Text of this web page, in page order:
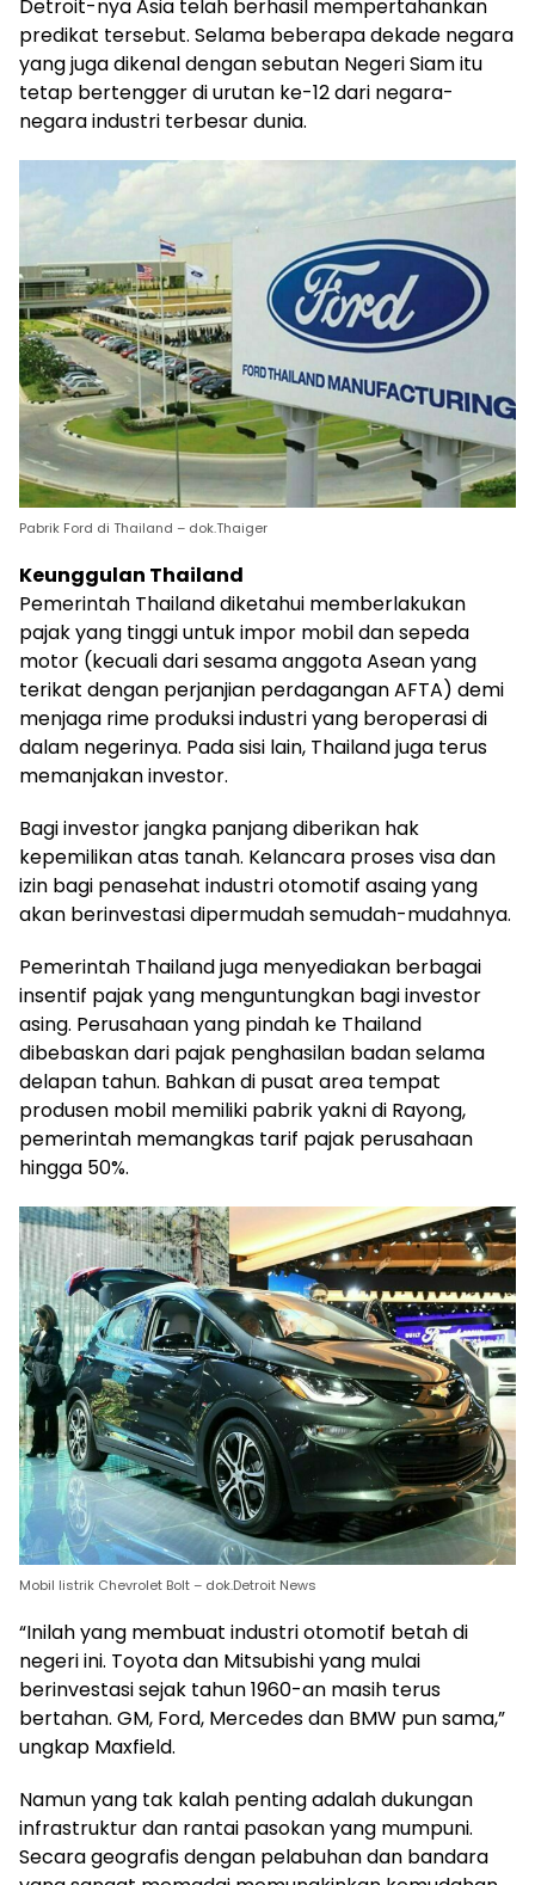
Detroit-nya Asia telah berhasil mempertahankan
predikat tersebut. Selama beberapa dekade negara
yang juga dikenal dengan sebutan Negeri Siam itu
tetap bertengger di urutan ke-12 dari negara-
negara industri terbesar dunia.
Pabrik Ford di Thailand – dok.Thaiger
Keunggulan Thailand
Pemerintah Thailand diketahui memberlakukan
pajak yang tinggi untuk impor mobil dan sepeda
motor (kecuali dari sesama anggota Asean yang
terikat dengan perjanjian perdagangan AFTA) demi
menjaga rime produksi industri yang beroperasi di
dalam negerinya. Pada sisi lain, Thailand juga terus
memanjakan investor.
Bagi investor jangka panjang diberikan hak
kepemilikan atas tanah. Kelancara proses visa dan
izin bagi penasehat industri otomotif asaing yang
akan berinvestasi dipermudah semudah-mudahnya.
Pemerintah Thailand juga menyediakan berbagai
insentif pajak yang menguntungkan bagi investor
asing. Perusahaan yang pindah ke Thailand
dibebaskan dari pajak penghasilan badan selama
delapan tahun. Bahkan di pusat area tempat
produsen mobil memiliki pabrik yakni di Rayong,
pemerintah memangkas tarif pajak perusahaan
hingga 50%.
Mobil listrik Chevrolet Bolt – dok.Detroit News
“Inilah yang membuat industri otomotif betah di
negeri ini. Toyota dan Mitsubishi yang mulai
berinvestasi sejak tahun 1960-an masih terus
bertahan. GM, Ford, Mercedes dan BMW pun sama,”
ungkap Maxfield.
Namun yang tak kalah penting adalah dukungan
infrastruktur dan rantai pasokan yang mumpuni.
Secara geografis dengan pelabuhan dan bandara